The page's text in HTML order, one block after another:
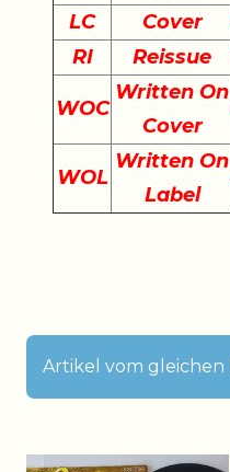
LC Cover
RI
Reissue
WOC
Written On
Cover
WOL
Written On
Label
Artikel vom